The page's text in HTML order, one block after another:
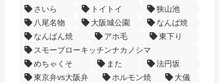
さいら
トイトイ
狭山池
八尾名物
大阪城公園
なんば焼
なんばん焼
アホ毛
東下り
スモーブローキッチンナカノシマ
めちゃくそ
また
法円坂
東京弁vs大阪弁
ホルモン焼
大儀